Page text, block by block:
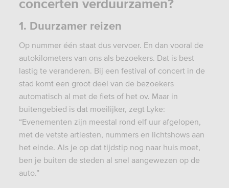
concerten verduurzamen?
1. Duurzamer reizen
Op nummer één staat dus vervoer. En dan vooral de
autokilometers van ons als bezoekers. Dat is best
lastig te veranderen. Bij een festival of concert in de
stad komt een groot deel van de bezoekers
automatisch al met de fiets of het ov. Maar in
buitengebied is dat moeilijker, zegt Lyke:
“Evenementen zijn meestal rond elf uur afgelopen,
met de vetste artiesten, nummers en lichtshows aan
het einde. Als je op dat tijdstip nog naar huis moet,
ben je buiten de steden al snel aangewezen op de
auto.”